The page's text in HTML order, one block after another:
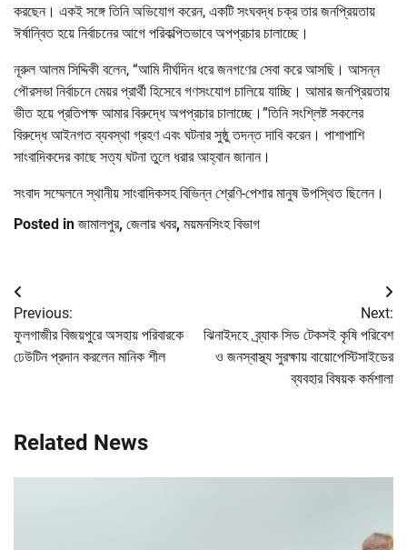
করছেন। একই সঙ্গে তিনি অভিযোগ করেন, একটি সংঘবদ্ধ চক্র তার জনপ্রিয়তায়
ঈর্ষান্বিত হয়ে নির্বাচনের আগে পরিকল্পিতভাবে অপপ্রচার চালাচ্ছে।
নূরুল আলম সিদ্দিকী বলেন, “আমি দীর্ঘদিন ধরে জনগণের সেবা করে আসছি। আসন্ন
পৌরসভা নির্বাচনে মেয়র প্রার্থী হিসেবে গণসংযোগ চালিয়ে যাচ্ছি। আমার জনপ্রিয়তায়
ভীত হয়ে প্রতিপক্ষ আমার বিরুদ্ধে অপপ্রচার চালাচ্ছে।”তিনি সংশ্লিষ্ট সকলের
বিরুদ্ধে আইনগত ব্যবস্থা গ্রহণ এবং ঘটনার সুষ্ঠু তদন্ত দাবি করেন। পাশাপাশি
সাংবাদিকদের কাছে সত্য ঘটনা তুলে ধরার আহ্বান জানান।
সংবাদ সম্মেলনে স্থানীয় সাংবাদিকসহ বিভিন্ন শ্রেণি-পেশার মানুষ উপস্থিত ছিলেন।
Posted in জামালপুর, জেলার খবর, ময়মনসিংহ বিভাগ
Post
navigation
Previous:
ফুলগাজীর বিজয়পুরে অসহায় পরিবারকে
ঢেউটিন প্রদান করলেন মানিক শীল
Next:
ঝিনাইদহে ব্র্যাক সিড টেকসই কৃষি পরিবেশ
ও জনস্বাস্থ্য সুরক্ষায় বায়োপেস্টিসাইডের
ব্যবহার বিষয়ক কর্মশালা
Related News